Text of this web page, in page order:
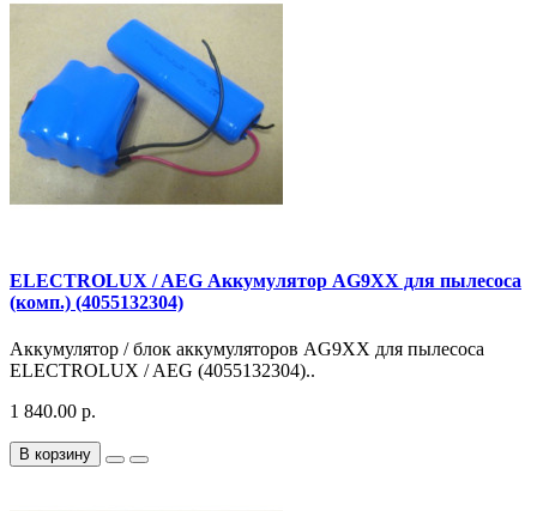
ELECTROLUX / AEG Аккумулятор AG9XX для пылесоса
(комп.) (4055132304)
Аккумулятор / блок аккумуляторов AG9XX для пылесоса
ELECTROLUX / AEG (4055132304)..
1 840.00 р.
В корзину